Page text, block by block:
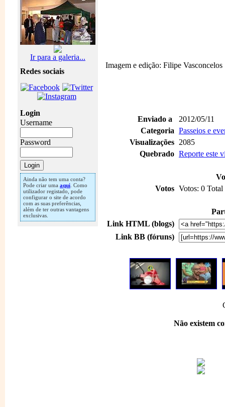
Ir para a galeria...
Redes sociais
Login
Username
Password
Ainda não tem uma conta?
Pode criar uma aqui . Como
utilizador registado, pode
configurar o site de acordo
com as suas preferências,
além de ter outras vantagens
exclusivas.
Imagem e edição: Filipe Vasconcelos
Enviado a
2012/05/11
Categoria Passeios e
Visualizações 2085
Quebrado Reporte este
Votos Votos: 0 Total
Link HTML (blogs)
Link BB (fóruns)
Não existem